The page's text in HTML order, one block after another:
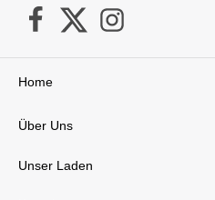
Home
Über Uns
Unser Laden